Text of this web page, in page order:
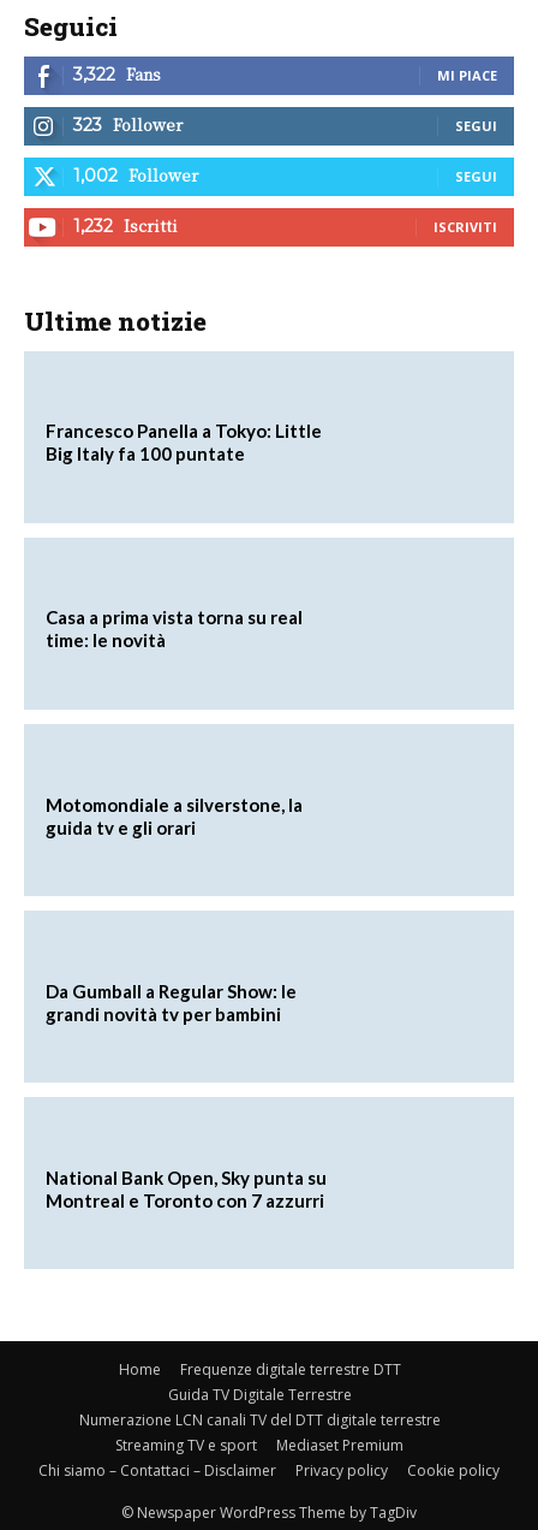
Seguici
3,322 Fans MI PIACE
323 Follower SEGUI
1,002 Follower SEGUI
1,232 Iscritti ISCRIVITI
Ultime notizie
Francesco Panella a Tokyo: Little
Big Italy fa 100 puntate
Casa a prima vista torna su real
time: le novità
Motomondiale a silverstone, la
guida tv e gli orari
Da Gumball a Regular Show: le
grandi novità tv per bambini
National Bank Open, Sky punta su
Montreal e Toronto con 7 azzurri
Home
Frequenze digitale terrestre DTT
Guida TV Digitale Terrestre
Numerazione LCN canali TV del DTT digitale terrestre
Streaming TV e sport
Mediaset Premium
Chi siamo – Contattaci – Disclaimer
Privacy policy Cookie policy
© Newspaper WordPress Theme by TagDiv